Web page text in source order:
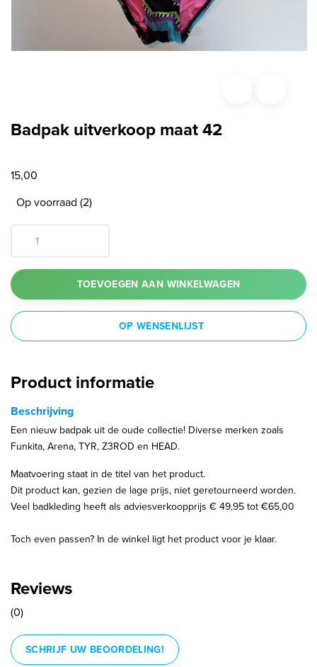
Badpak uitverkoop maat 42
15,00
Op voorraad (2)
TOEVOEGEN AAN WINKELWAGEN
OP WENSENLIJST
Product informatie
Beschrijving
Een nieuw badpak uit de oude collectie! Diverse merken zoals
Funkita, Arena, TYR, Z3ROD en HEAD.
Maatvoering staat in de titel van het product.
Dit product kan, gezien de lage prijs, niet geretourneerd worden.
Veel badkleding heeft als adviesverkoopprijs € 49,95 tot €65,00
Toch even passen? In de winkel ligt het product voor je klaar.
Reviews
(0)
SCHRIJF UW BEOORDELING!